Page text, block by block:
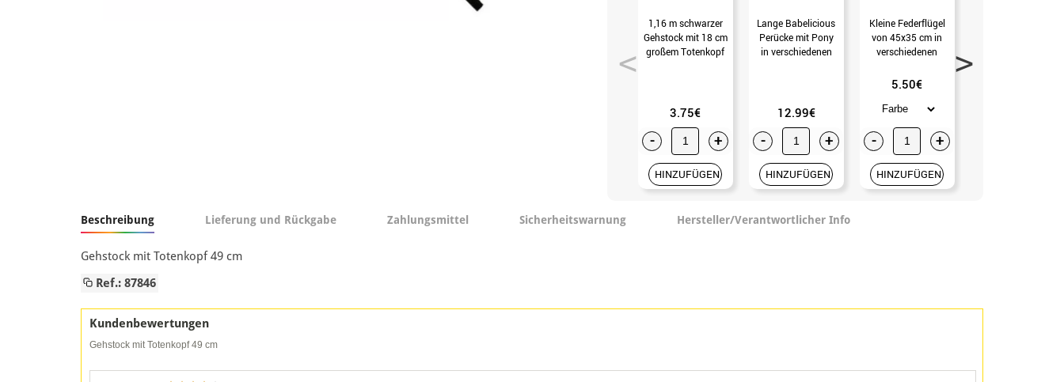
1,16 m schwarzer
Gehstock mit 18 cm
großem Totenkopf
3.75€
- +
HINZUFÜGEN
Lange Babelicious
Perücke mit Pony
in verschiedenen
12.99€
- +
HINZUFÜGEN
Kleine Federflügel
von 45x35 cm in
verschiedenen
5.50€
- +
HINZUFÜGEN
Beschreibung Lieferung und Rückgabe Zahlungsmittel Sicherheitswarnung Hersteller/Verantwortlicher Info
Gehstock mit Totenkopf 49 cm
Ref.: 87846
Kundenbewertungen
Gehstock mit Totenkopf 49 cm